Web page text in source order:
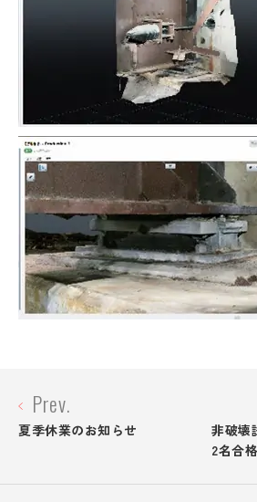
シビルテック採用
プライバシーポ
CLOSE
Prev.
夏季休業のお知らせ
非破壊
2名合